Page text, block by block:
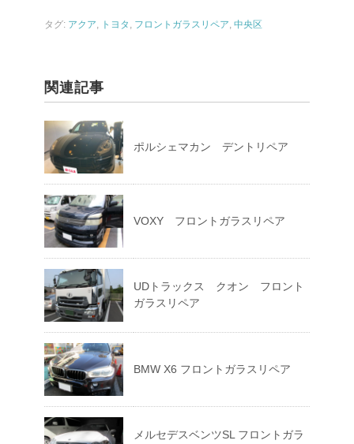
タグ: アクア, トヨタ , フロントガラスリペア, 中央区
関連記事
ポルシェマカン デントリペア
VOXY フロントガラスリペア
UDトラックス クオン フロント
ガラスリペア
BMW X6 フロントガラスリペア
メルセデスベンツSL フロントガラ